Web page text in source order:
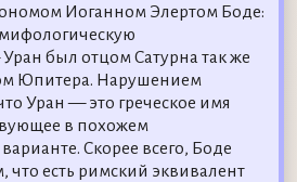
Иоганном Элертом Боде:
был отцом Сатурна так же
Юпитера. Нарушением
Уран — это греческое имя
в похожем
Скорее всего, Боде
что есть римский эквивалент